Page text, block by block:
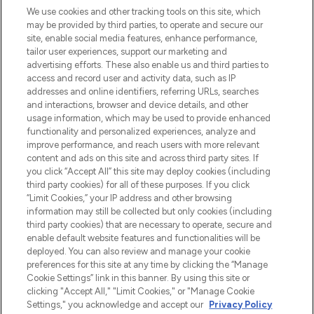
Bądź pierwszą osobą, która dowie się o
najnowszych produktach, od niszowych i
uznanych marek, sezonowych trendach i
otrzyma ekskluzywne artykuły redakcyjne
z Sunday Supplement.
Zgoda na pliki cookie
Do Not Sell or Share My Personal
Information
POMOC & INFORMACJE
WAŻNE INFORMACJE
O LOOKFANTASTIC
We use cookies and other tracking tools on this site, which
may be provided by third parties, to operate and secure our
site, enable social media features, enhance performance,
tailor user experiences, support our marketing and
advertising efforts. These also enable us and third parties to
access and record user and activity data, such as IP
addresses and online identifiers, referring URLs, searches
and interactions, browser and device details, and other
usage information, which may be used to provide enhanced
functionality and personalized experiences, analyze and
improve performance, and reach users with more relevant
content and ads on this site and across third party sites. If
you click “Accept All” this site may deploy cookies (including
third party cookies) for all of these purposes. If you click
“Limit Cookies,” your IP address and other browsing
information may still be collected but only cookies (including
third party cookies) that are necessary to operate, secure and
enable default website features and functionalities will be
deployed. You can also review and manage your cookie
preferences for this site at any time by clicking the “Manage
Cookie Settings” link in this banner. By using this site or
clicking "Accept All," "Limit Cookies," or "Manage Cookie
Settings," you acknowledge and accept our Privacy Policy